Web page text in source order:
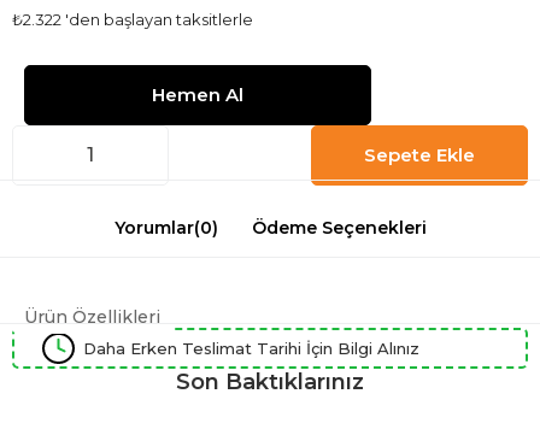
₺2.322 'den başlayan taksitlerle
Yorumlar(0) Ödeme Seçenekleri
Ürün Özellikleri
Daha Erken Teslimat Tarihi İçin Bilgi Alınız
Son Baktıklarınız